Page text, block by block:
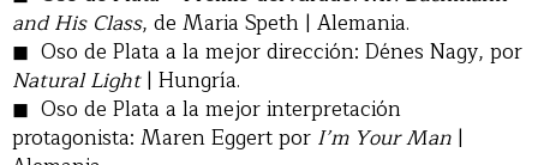
and His Class, de Maria Speth | Alemania.
Oso de Plata a la mejor dirección: Dénes Nagy, por
Natural Light| Hungría.
Oso de Plata a la mejor interpretación
protagonista: Maren Eggert por I’m Your Man |